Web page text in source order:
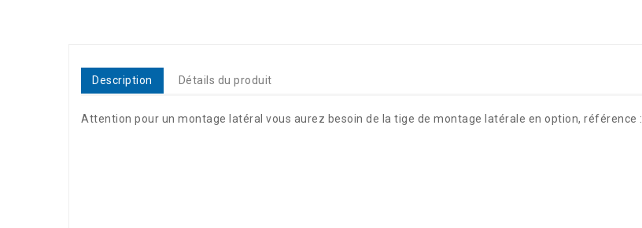
Description Détails du produit
Attention pour un montage latéral vous aurez besoin de la tige de montage latérale en option, référence :